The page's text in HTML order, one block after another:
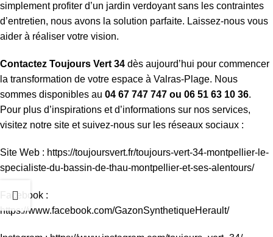
simplement profiter d’un jardin verdoyant sans les contraintes
d’entretien, nous avons la solution parfaite. Laissez-nous vous
aider à réaliser votre vision.
Contactez Toujours Vert 34 dès aujourd’hui pour commencer
la transformation de votre espace à Valras-Plage. Nous
sommes disponibles au 04 67 747 747 ou 06 51 63 10 36.
Pour plus d’inspirations et d’informations sur nos services,
visitez notre site et suivez-nous sur les réseaux sociaux :
Site Web : https://toujoursvert.fr/toujours-vert-34-montpellier-le-
specialiste-du-bassin-de-thau-montpellier-et-ses-alentours/
Facebook :
https://www.facebook.com/GazonSynthetiqueHerault/